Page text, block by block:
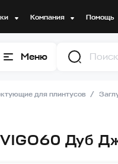
Компания Помощь
Меню Поиск
для плинтусов
Дуб